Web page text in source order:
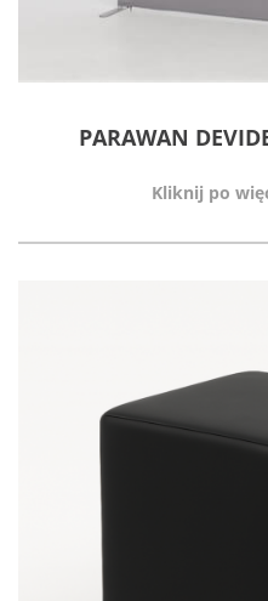
PARAWAN
Kliknij po